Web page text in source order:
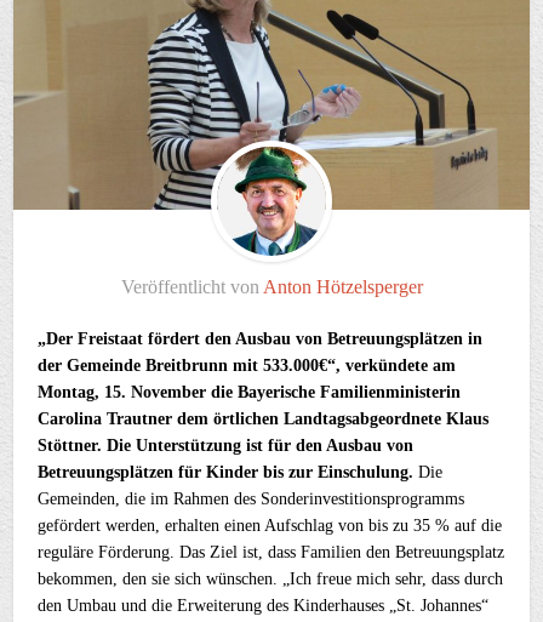
Veröffentlicht vonAnton Hötzelsperger
„Der Freistaat fördert den Ausbau von Betreuungsplätzen in
der Gemeinde Breitbrunn mit 533.000€“, verkündete am
Montag, 15. November die Bayerische Familienministerin
Carolina Trautner dem örtlichen Landtagsabgeordnete Klaus
Stöttner. Die Unterstützung ist für den Ausbau von
Betreuungsplätzen für Kinder bis zur Einschulung. Die
Gemeinden, die im Rahmen des Sonderinvestitionsprogramms
gefördert werden, erhalten einen Aufschlag von bis zu 35 % auf die
reguläre Förderung. Das Ziel ist, dass Familien den Betreuungsplatz
bekommen, den sie sich wünschen. „Ich freue mich sehr, dass durch
den Umbau und die Erweiterung des Kinderhauses „St. Johannes“